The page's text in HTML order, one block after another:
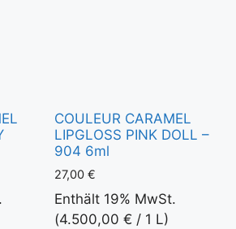
COULEUR CARAMEL
LIPGLOSS PINK DOLL –
904 6ml
27,00 €
Enthält 19% MwSt.
(4.500,00 € / 1 L)